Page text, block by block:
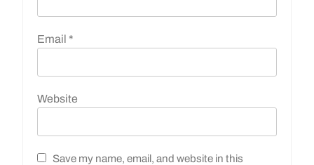
Email *
Website
Save my name, email, and website in this